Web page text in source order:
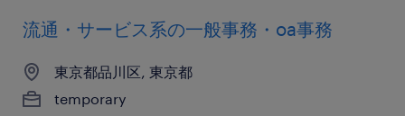
流通・サービス系の一般事務・oa事務
東京都品川区, 東京都
temporary